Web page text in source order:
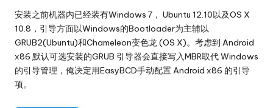
安装之前机器内已经装有Windows 7， Ubuntu 12.10以及OS X
10.8，引导方面以Windows的Bootloader为主辅以
GRUB2(Ubuntu)和Chameleon变色龙 (OS X)。考虑到 Android
x86 默认可选安装的GRUB 引导器会直接写入MBR取代 Windows
的引导管理，俺决定用EasyBCD手动配置 Android x86 的引导
项。